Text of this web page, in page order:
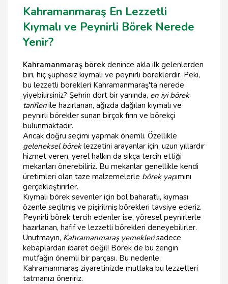
Kahramanmaraş En Lezzetli
Kıymalı ve Peynirli Börek Nerede
Yenir?
Kahramanmaraş börek denince akla ilk gelenlerden
biri, hiç şüphesiz kıymalı ve peynirli böreklerdir. Peki,
bu lezzetli börekleri Kahramanmaraş'ta nerede
yiyebilirsiniz? Şehrin dört bir yanında, en iyi börek
tarifleriile hazırlanan, ağızda dağılan kıymalı ve
peynirli börekler sunan birçok fırın ve börekçi
bulunmaktadır.
Ancak doğru seçimi yapmak önemli. Özellikle
geleneksel böreklezzetini arayanlar için, uzun yıllardır
hizmet veren, yerel halkın da sıkça tercih ettiği
mekanları önerebiliriz. Bu mekanlar genellikle kendi
üretimleri olan taze malzemelerle börek yapımını
gerçekleştirirler.
Kıymalı börek sevenler için bol baharatlı, kıyması
özenle seçilmiş ve pişirilmiş börekleri tavsiye ederiz.
Peynirli börek tercih edenler ise, yöresel peynirlerle
hazırlanan, hafif ve lezzetli börekleri deneyebilirler.
Unutmayın, Kahramanmaraş yemeklerisadece
kebaplardan ibaret değil! Börek de bu zengin
mutfağın önemli bir parçası. Bu nedenle,
Kahramanmaraş ziyaretinizde mutlaka bu lezzetleri
tatmanızı öneririz.